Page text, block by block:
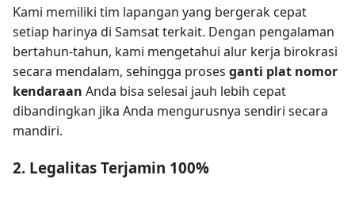
Kami memiliki tim lapangan yang bergerak cepat
setiap harinya di Samsat terkait. Dengan pengalaman
bertahun-tahun, kami mengetahui alur kerja birokrasi
secara mendalam, sehingga proses ganti plat nomor
kendaraan Anda bisa selesai jauh lebih cepat
dibandingkan jika Anda mengurusnya sendiri secara
mandiri.
2. Legalitas Terjamin 100%